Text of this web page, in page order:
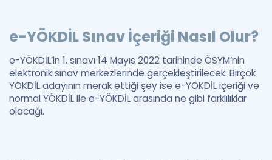
e-YÖKDİL Sınav İçeriği Nasıl Olur?
e-YÖKDİL’in 1. sınavı 14 Mayıs 2022 tarihinde ÖSYM’nin
elektronik sınav merkezlerinde gerçekleştirilecek. Birçok
YÖKDİL adayının merak ettiği şey ise e-YÖKDİL içeriği ve
normal YÖKDİL ile e-YÖKDİL arasında ne gibi farklılıklar
olacağı.